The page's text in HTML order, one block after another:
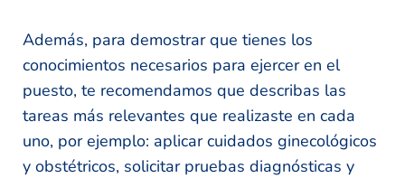
Además, para demostrar que tienes los
conocimientos necesarios para ejercer en el
puesto, te recomendamos que describas las
tareas más relevantes que realizaste en cada
uno, por ejemplo: aplicar cuidados ginecológicos
y obstétricos, solicitar pruebas diagnósticas y